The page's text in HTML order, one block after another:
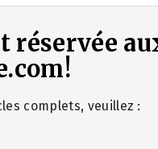
réservée
complets, veuillez :